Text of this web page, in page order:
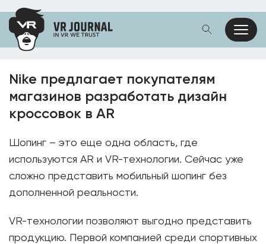
Nike предлагает покупателям
магазинов разработать дизайн
кроссовок в AR
Шопинг – это еще одна область, где
используются AR и VR-технологии. Сейчас уже
сложно представить мобильный шопинг без
дополненной реальности.
VR-технологии позволяют выгодно представить
продукцию. Первой компанией среди спортивных